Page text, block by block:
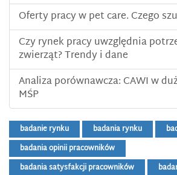
Oferty pracy w pet care. Czego
Czy rynek pracy uwzględnia
zwierząt? Trendy i dane
Analiza porównawcza: CAWI w
MŚP
badanie rynku badania rynku
badania opinii pracowników
badania satysfakcji pracowników